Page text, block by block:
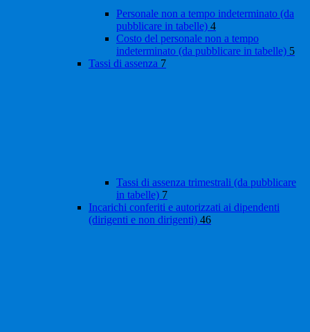
Personale non a tempo indeterminato (da
pubblicare in tabelle) 4
Costo del personale non a tempo
indeterminato (da pubblicare in tabelle) 5
Tassi di assenza 7
Tassi di assenza trimestrali (da pubblicare
in tabelle) 7
Incarichi conferiti e autorizzati ai dipendenti
(dirigenti e non dirigenti) 46